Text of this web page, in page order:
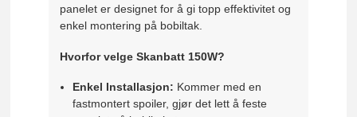
panelet er designet for å gi topp effektivitet og
enkel montering på bobiltak.
Hvorfor velge Skanbatt 150W?
Enkel Installasjon: Kommer med en
fastmontert spoiler, gjør det lett å feste